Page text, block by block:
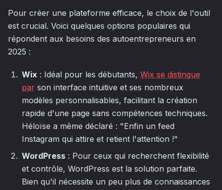
Pour créer une plateforme efficace, le choix de l'outil
est crucial. Voici quelques options populaires qui
répondent aux besoins des autoentrepreneurs en
2025 :
Wix : Idéal pour les débutants, Wix se distingue
par son interface intuitive et ses nombreux
modèles personnalisables, facilitant la création
rapide d'une page sans compétences techniques.
Héloïse a même déclaré : "Enfin un feed
Instagram qui attire et retient l'attention !"
WordPress : Pour ceux qui recherchent flexibilité
et contrôle, WordPress est la solution parfaite.
Bien qu'il nécessite un peu plus de connaissances